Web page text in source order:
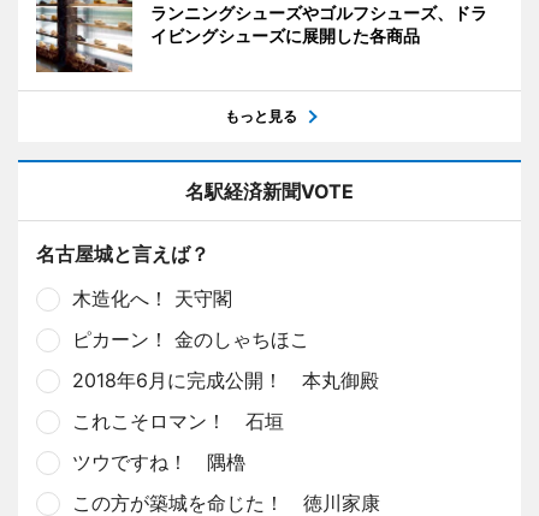
ランニングシューズやゴルフシューズ、ドラ
イビングシューズに展開した各商品
もっと見る
名駅経済新聞VOTE
名古屋城と言えば？
木造化へ！ 天守閣
ピカーン！ 金のしゃちほこ
2018年6月に完成公開！ 本丸御殿
これこそロマン！ 石垣
ツウですね！ 隅櫓
この方が築城を命じた！ 徳川家康